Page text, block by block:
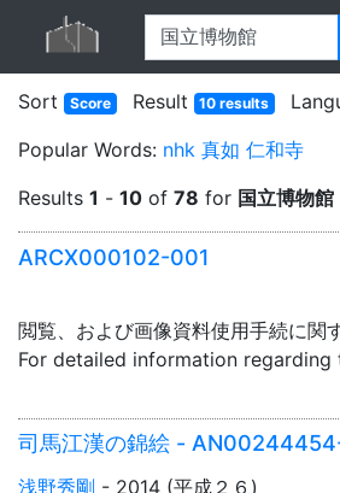
Sort
Score Result 10 results
Popular Words: nhk 真如 仁和寺
Results 1 - 10 of 78 for 国立博物館
ARCX000102-001
閲覧、および画像資料使用手続に関
For detailed information
司馬江漢の錦絵 -
浅野秀剛 - 2014 (平成２６)